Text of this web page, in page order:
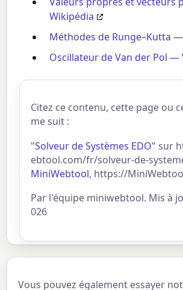
Wikipédia
Méthodes de Runge–Kutta
Oscillateur de Van der Pol —
Citez ce contenu, cette page ou
me suit :
"Solveur de Systèmes EDO" sur
ebtool.com/fr/solveur-de-
MiniWebtool, https://
Par l'équipe miniwebtool. Mis à
026
Vous pouvez également essayer